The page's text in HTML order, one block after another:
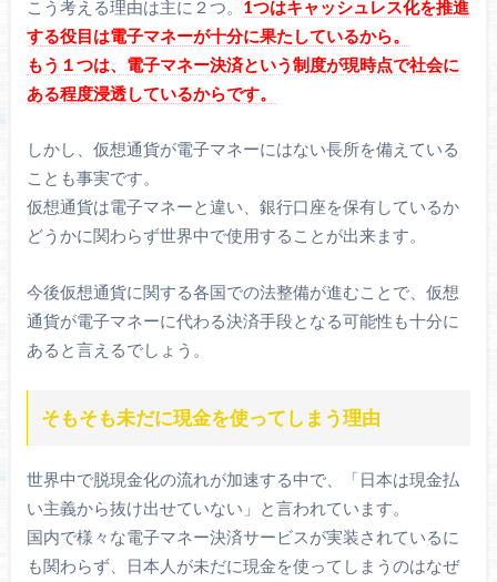
こう考える理由は主に２つ。 1つはキャッシュレス化を推進
する役目は電子マネーが十分に果たしているから。
もう１つは、電子マネー決済という制度が現時点で社会に
ある程度浸透しているからです。
しかし、仮想通貨が電子マネーにはない長所を備えている
ことも事実です。
仮想通貨は電子マネーと違い、銀行口座を保有しているか
どうかに関わらず世界中で使用することが出来ます。
今後仮想通貨に関する各国での法整備が進むことで、仮想
通貨が電子マネーに代わる決済手段となる可能性も十分に
あると言えるでしょう。
そもそも未だに現金を使ってしまう理由
世界中で脱現金化の流れが加速する中で、「日本は現金払
い主義から抜け出せていない」と言われています。
国内で様々な電子マネー決済サービスが実装されているに
も関わらず、日本人が未だに現金を使ってしまうのはなぜ